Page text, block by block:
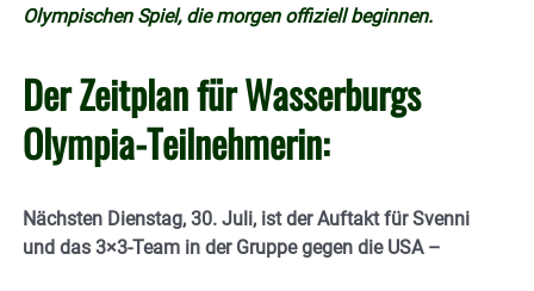
Olympischen Spiel, die morgen offiziell beginnen.
Der Zeitplan für Wasserburgs
Olympia-Teilnehmerin:
Nächsten Dienstag, 30. Juli, ist der Auftakt für Svenni
und das 3×3-Team in der Gruppe gegen die USA –